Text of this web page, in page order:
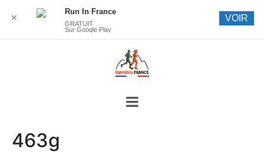
463g
✕
Run In France
GRATUIT
Sur Google Play
VOIR